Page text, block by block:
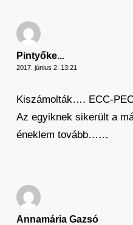
Pintyőke...
2017. június 2. 13:21
Kiszámolták…. ECC-
Az egyiknek sikerült a
éneklem tovább……
Annamária Gazsó